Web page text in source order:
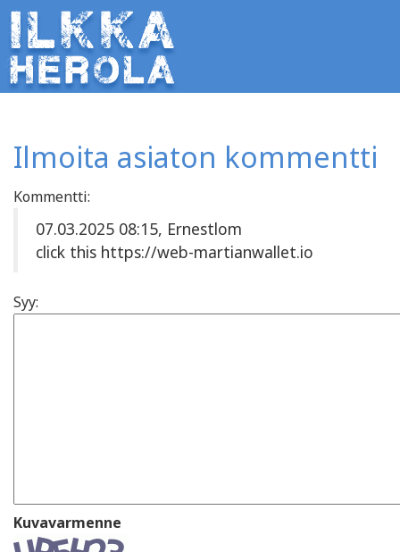
Ilmoita asiaton kommentti
Kommentti:
07.03.2025 08:15, Ernestlom
click this https://web-martianwallet.io
Syy:
Kuvavarmenne